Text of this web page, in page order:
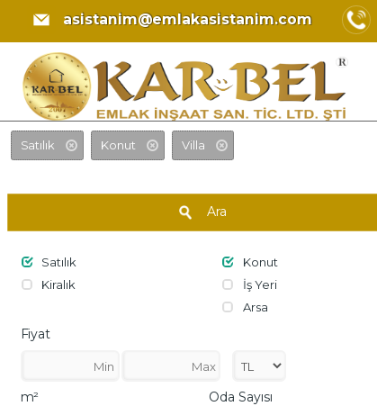
EMLAK ASİSTANIM SİTE
asistanim@emlakasistanim.com
Satılık Konut Villa
Ara
Satılık
Kiralık
Konut
İş Yeri
Arsa
Fiyat
m² Oda Sayısı